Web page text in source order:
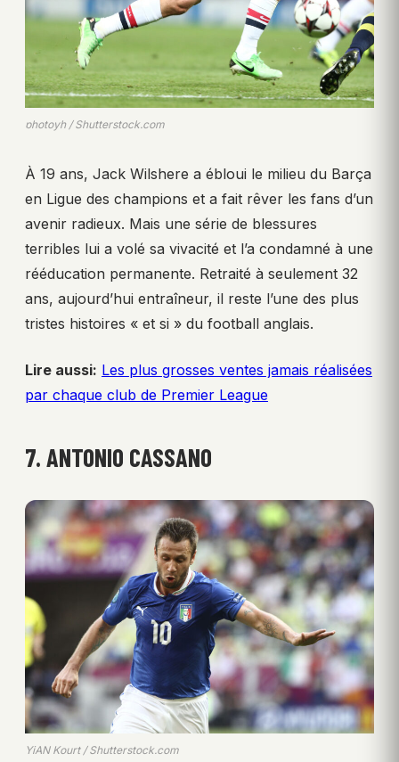
photoyh / Shutterstock.com
À 19 ans, Jack Wilshere a ébloui le milieu du Barça
en Ligue des champions et a fait rêver les fans d’un
avenir radieux. Mais une série de blessures
terribles lui a volé sa vivacité et l’a condamné à une
rééducation permanente. Retraité à seulement 32
ans, aujourd’hui entraîneur, il reste l’une des plus
tristes histoires « et si » du football anglais.
Lire aussi: Les plus grosses ventes jamais réalisées
par chaque club de Premier League
7. ANTONIO CASSANO
YiAN Kourt / Shutterstock.com